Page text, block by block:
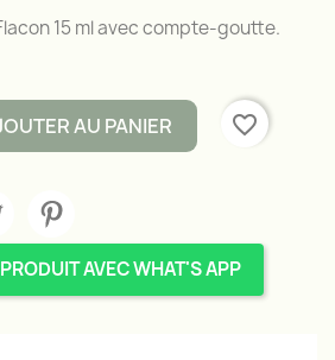
15 ml avec compte-goutte.
AU PANIER favorite_border
AVEC WHAT'S APP